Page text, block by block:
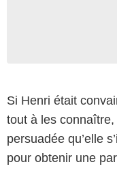
Si Henri était
tout à les
persuadée qu’elle
pour obtenir une